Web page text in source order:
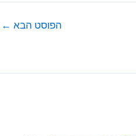
הפוסט הבא ←